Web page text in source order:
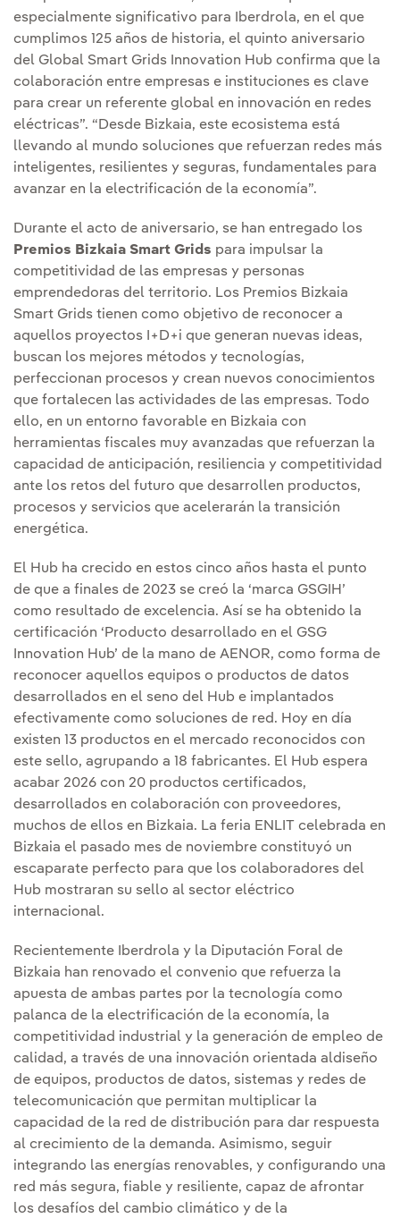
especialmente significativo para Iberdrola, en el que
cumplimos 125 años de historia, el quinto aniversario
del Global Smart Grids Innovation Hub confirma que la
colaboración entre empresas e instituciones es clave
para crear un referente global en innovación en redes
eléctricas”. “Desde Bizkaia, este ecosistema está
llevando al mundo soluciones que refuerzan redes más
inteligentes, resilientes y seguras, fundamentales para
avanzar en la electrificación de la economía”.
Durante el acto de aniversario, se han entregado los
Premios Bizkaia Smart Grids para impulsar la
competitividad de las empresas y personas
emprendedoras del territorio. Los Premios Bizkaia
Smart Grids tienen como objetivo de reconocer a
aquellos proyectos I+D+i que generan nuevas ideas,
buscan los mejores métodos y tecnologías,
perfeccionan procesos y crean nuevos conocimientos
que fortalecen las actividades de las empresas. Todo
ello, en un entorno favorable en Bizkaia con
herramientas fiscales muy avanzadas que refuerzan la
capacidad de anticipación, resiliencia y competitividad
ante los retos del futuro que desarrollen productos,
procesos y servicios que acelerarán la transición
energética.
El Hub ha crecido en estos cinco años hasta el punto
de que a finales de 2023 se creó la ‘marca GSGIH’
como resultado de excelencia. Así se ha obtenido la
certificación ‘Producto desarrollado en el GSG
Innovation Hub’ de la mano de AENOR, como forma de
reconocer aquellos equipos o productos de datos
desarrollados en el seno del Hub e implantados
efectivamente como soluciones de red. Hoy en día
existen 13 productos en el mercado reconocidos con
este sello, agrupando a 18 fabricantes. El Hub espera
acabar 2026 con 20 productos certificados,
desarrollados en colaboración con proveedores,
muchos de ellos en Bizkaia. La feria ENLIT celebrada en
Bizkaia el pasado mes de noviembre constituyó un
escaparate perfecto para que los colaboradores del
Hub mostraran su sello al sector eléctrico
internacional.
Recientemente Iberdrola y la Diputación Foral de
Bizkaia han renovado el convenio que refuerza la
apuesta de ambas partes por la tecnología como
palanca de la electrificación de la economía, la
competitividad industrial y la generación de empleo de
calidad, a través de una innovación orientada aldiseño
de equipos, productos de datos, sistemas y redes de
telecomunicación que permitan multiplicar la
capacidad de la red de distribución para dar respuesta
al crecimiento de la demanda. Asimismo, seguir
integrando las energías renovables, y configurando una
red más segura, fiable y resiliente, capaz de afrontar
los desafíos del cambio climático y de la